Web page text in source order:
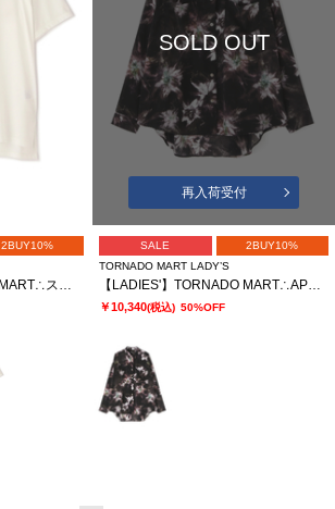
2BUY10%
SOLD OUT
再入荷受付
SALE
2BUY10%
TORNADO MART LADY’S
￥10,340(税込) 50%OFF